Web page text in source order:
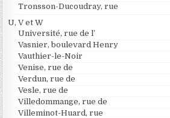
Tronsson-Ducoudray, rue
U, V et W
Université, rue de l’
Vasnier, boulevard Henry
Vauthier-le-Noir
Venise, rue de
Verdun, rue de
Vesle, rue de
Villedommange, rue de
Villeminot-Huard, rue